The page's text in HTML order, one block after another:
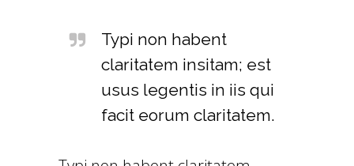
Typi non habent
claritatem insitam; est
usus legentis in iis qui
facit eorum claritatem.